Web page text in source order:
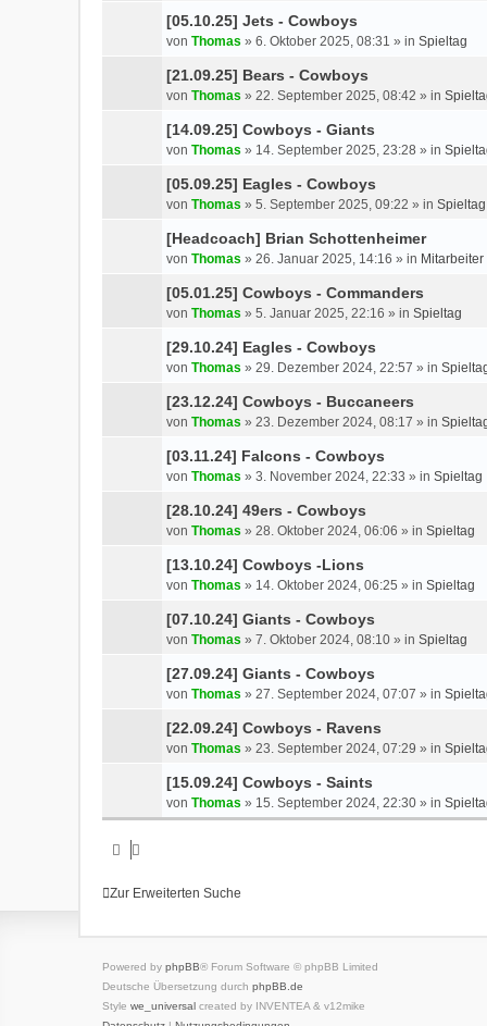
[05.10.25] Jets - Cowboys
von Thomas » 6. Oktober 2025, 08:31 » in Spieltag
[21.09.25] Bears - Cowboys
von Thomas » 22. September 2025, 08:42 » in
[14.09.25] Cowboys - Giants
von Thomas » 14. September 2025, 23:28 » in
[05.09.25] Eagles - Cowboys
von Thomas » 5. September 2025, 09:22 » in Spieltag
[Headcoach] Brian Schottenheimer
von Thomas » 26. Januar 2025, 14:16 » in Mitarbeiter
[05.01.25] Cowboys - Commanders
von Thomas » 5. Januar 2025, 22:16 » in Spieltag
[29.10.24] Eagles - Cowboys
von Thomas » 29. Dezember 2024, 22:57 » in
[23.12.24] Cowboys - Buccaneers
von Thomas » 23. Dezember 2024, 08:17 » in
[03.11.24] Falcons - Cowboys
von Thomas » 3. November 2024, 22:33 » in Spieltag
[28.10.24] 49ers - Cowboys
von Thomas » 28. Oktober 2024, 06:06 » in Spieltag
[13.10.24] Cowboys -Lions
von Thomas » 14. Oktober 2024, 06:25 » in Spieltag
[07.10.24] Giants - Cowboys
von Thomas » 7. Oktober 2024, 08:10 » in Spieltag
[27.09.24] Giants - Cowboys
von Thomas » 27. September 2024, 07:07 » in
[22.09.24] Cowboys - Ravens
von Thomas » 23. September 2024, 07:29 » in
[15.09.24] Cowboys - Saints
von Thomas » 15. September 2024, 22:30 » in
Zur Erweiterten Suche
Powered by phpBB® Forum Software © phpBB Limited
Deutsche Übersetzung durch phpBB.de
Style we_universal created by INVENTEA & v12mike